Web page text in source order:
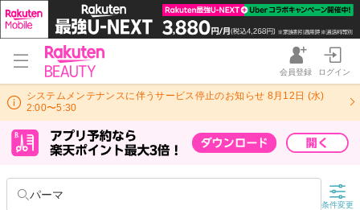
会員登録 ログイン
システムメンテナンスに伴うサービス停止のお知らせ 8月12日 (水)
2:00〜5:30
パーマ
条件変更